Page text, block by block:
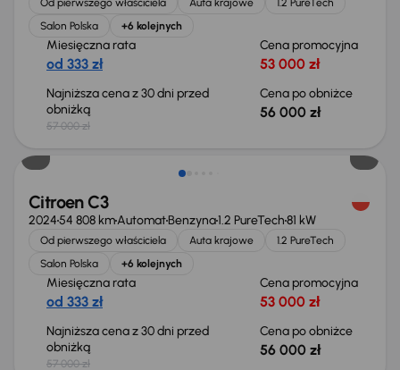
Od pierwszego właściciela Auta krajowe
1.2 PureTech
Salon Polska
+6 kolejnych
Miesięczna rata
od 333 zł
Cena promocyjna
53 000 zł
Najniższa cena z 30 dni przed
obniżką
57 000 zł
Cena po obniżce
56 000 zł
Taniej o 1 000 zł
Citroen C3
202454 808 kmAutomatBenzyna1.2 PureTech81 kW
Od pierwszego właściciela Auta krajowe
1.2 PureTech
Salon Polska
+6 kolejnych
Miesięczna rata
od 333 zł
Cena promocyjna
53 000 zł
Najniższa cena z 30 dni przed
obniżką
57 000 zł
Cena po obniżce
56 000 zł